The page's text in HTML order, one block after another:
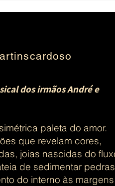
dos irmãos André e
paleta do amor.
que revelam cores,
joias nascidas do
de sedimentar pedras
do interno às